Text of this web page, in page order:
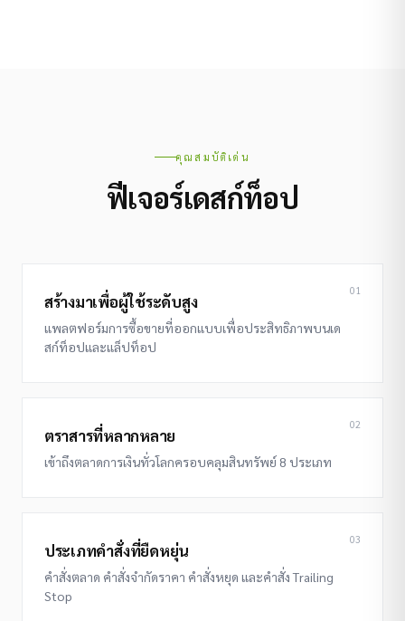
คุณสมบัติเด่น
ฟีเจอร์เดสก์ท็อป
01
สร้างมาเพื่อผู้ใช้ระดับสูง
แพลตฟอร์มการซื้อขายที่ออกแบบเพื่อประสิทธิภาพบนเด
สก์ท็อปและแล็ปท็อป
02
ตราสารที่หลากหลาย
เข้าถึงตลาดการเงินทั่วโลกครอบคลุมสินทรัพย์ 8 ประเภท
03
ประเภทคำสั่งที่ยืดหยุ่น
คำสั่งตลาด คำสั่งจำกัดราคา คำสั่งหยุด และคำสั่ง Trailing
Stop